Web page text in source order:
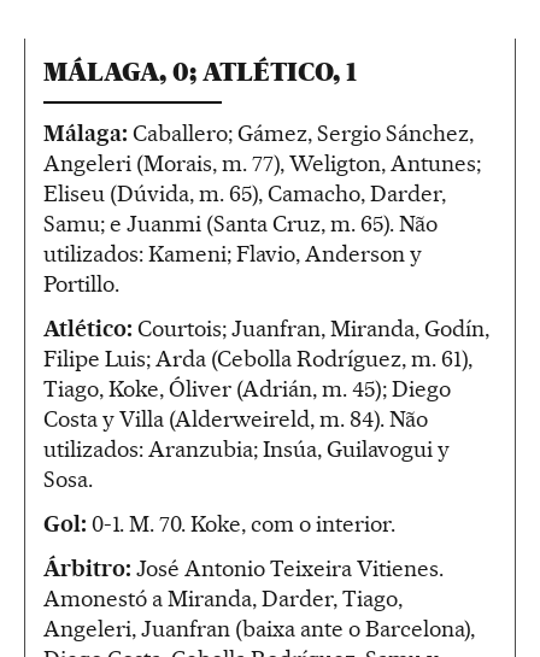
MÁLAGA, 0; ATLÉTICO, 1
Málaga: Caballero; Gámez, Sergio Sánchez,
Angeleri (Morais, m. 77), Weligton, Antunes;
Eliseu (Dúvida, m. 65), Camacho, Darder,
Samu; e Juanmi (Santa Cruz, m. 65). Não
utilizados: Kameni; Flavio, Anderson y
Portillo.
Atlético: Courtois; Juanfran, Miranda, Godín,
Filipe Luis; Arda (Cebolla Rodríguez, m. 61),
Tiago, Koke, Óliver (Adrián, m. 45); Diego
Costa y Villa (Alderweireld, m. 84). Não
utilizados: Aranzubia; Insúa, Guilavogui y
Sosa.
Gol: 0-1. M. 70. Koke, com o interior.
Árbitro: José Antonio Teixeira Vitienes.
Amonestó a Miranda, Darder, Tiago,
Angeleri, Juanfran (baixa ante o Barcelona),